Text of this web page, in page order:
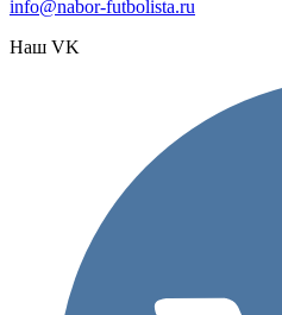
info@nabor-futbolista.ru
Наш VK